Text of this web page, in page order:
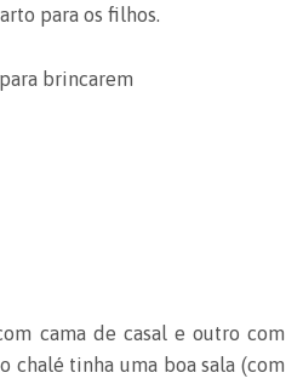
para os filhos.
brincarem
cama de casal e outro com
chalé tinha uma boa sala (com